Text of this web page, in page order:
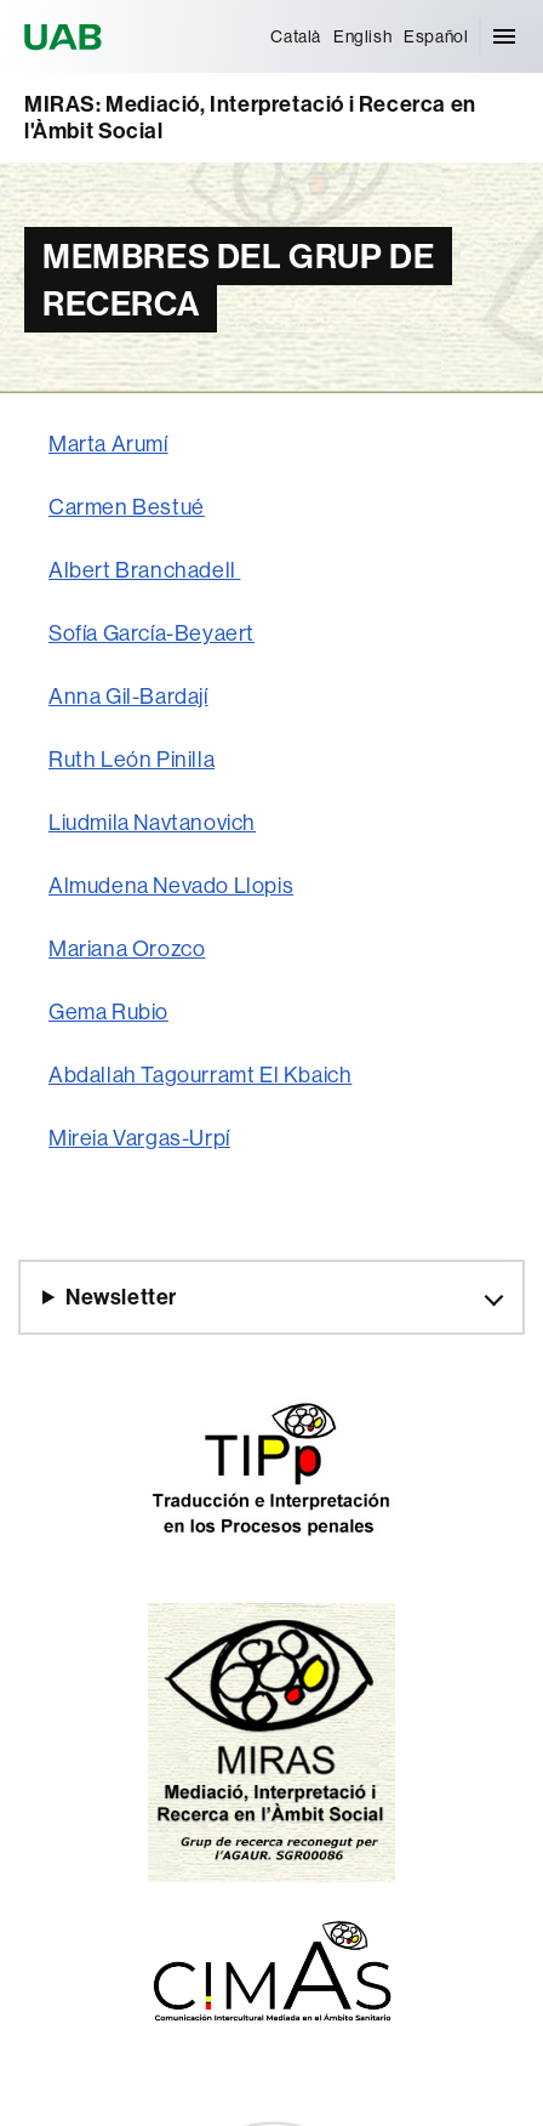
Català English Español
MIRAS: Mediació, Interpretació i Recerca en
l'Àmbit Social
MEMBRES DEL GRUP DE
RECERCA
Marta Arumí
Carmen Bestué
Albert Branchadell
Sofía García-Beyaert
Anna Gil-Bardají
Ruth León Pinilla
Liudmila Navtanovich
Almudena Nevado Llopis
Mariana Orozco
Gema Rubio
Abdallah Tagourramt El Kbaich
Mireia Vargas-Urpí
Newsletter